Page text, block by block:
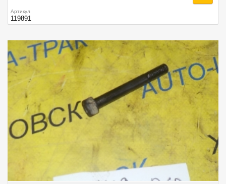
Артикул
119891